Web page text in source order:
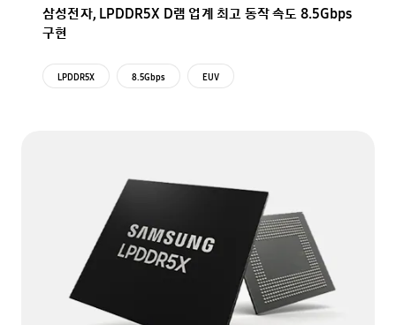
삼성전자, LPDDR5X D램 업계 최고 동작 속도 8.5Gbps
구현
LPDDR5X 8.5Gbps EUV